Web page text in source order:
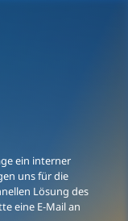
ein interner
uns für die
Lösung des
eine E-Mail an